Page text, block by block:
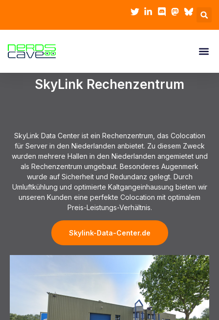
SkyLink Rechenzentrum
SkyLink Data Center ist ein Rechenzentrum, das Colocation
für Server in den Niederlanden anbietet. Zu diesem Zweck
wurden mehrere Hallen in den Niederlanden angemietet und
als Rechenzentrum umgebaut. Besonderes Augenmerk
wurde auf Sicherheit und Redundanz gelegt. Durch
Umluftkühlung und optimierte Kaltgangeinhausung bieten wir
unseren Kunden eine perfekte Colocation mit optimalem
Preis-Leistungs-Verhältnis.
Skylink-Data-Center.de